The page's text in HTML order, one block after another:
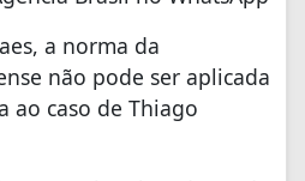
a norma da
não pode ser aplicada
ao caso de Thiago